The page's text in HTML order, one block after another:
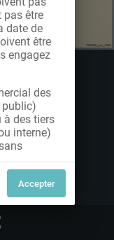
pas être
date de
être
engagez
des
public)
à des tiers
interne)
invitons
le type